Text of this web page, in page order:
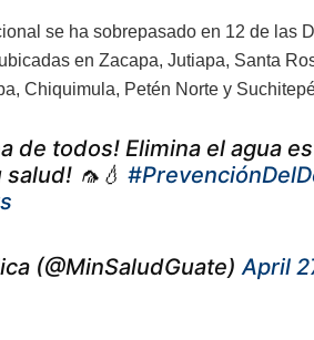
se ha sobrepasado en 12 de las
en Zacapa, Jutiapa, Santa
Chiquimula, Petén Norte y
de todos! Elimina el agua
🦟💧
(@MinSaludGuate) April